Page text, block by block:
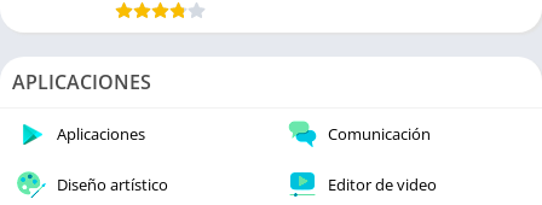
APLICACIONES
Aplicaciones Comunicación
Diseño artístico Editor de video